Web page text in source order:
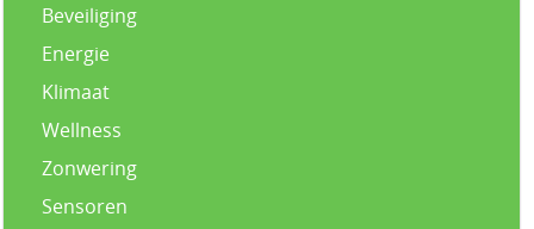
Beveiliging
Energie
Klimaat
Wellness
Zonwering
Sensoren